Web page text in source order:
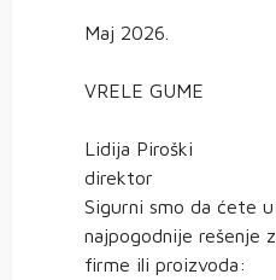
Maj 2026.
VRELE GUME
Lidija Piroški
direktor
Sigurni smo da ćete
najpogodnije rešenje
firme ili proizvoda: